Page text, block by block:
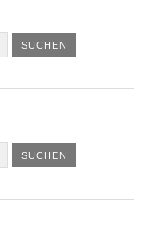
SUCHEN